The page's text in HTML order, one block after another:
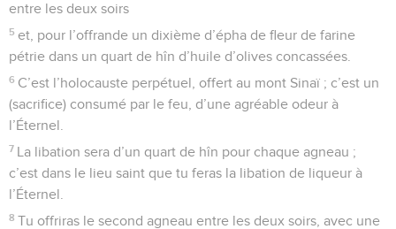
entre les deux soirs
5 et, pour l’offrande un dixième d’épha de fleur de farine
pétrie dans un quart de hîn d’huile d’olives concassées.
6 C’est l’holocauste perpétuel, offert au mont Sinaï ; c’est un
(sacrifice) consumé par le feu, d’une agréable odeur à
l’Éternel.
7 La libation sera d’un quart de hîn pour chaque agneau ;
c’est dans le lieu saint que tu feras la libation de liqueur à
l’Éternel.
8 Tu offriras le second agneau entre les deux soirs, avec une